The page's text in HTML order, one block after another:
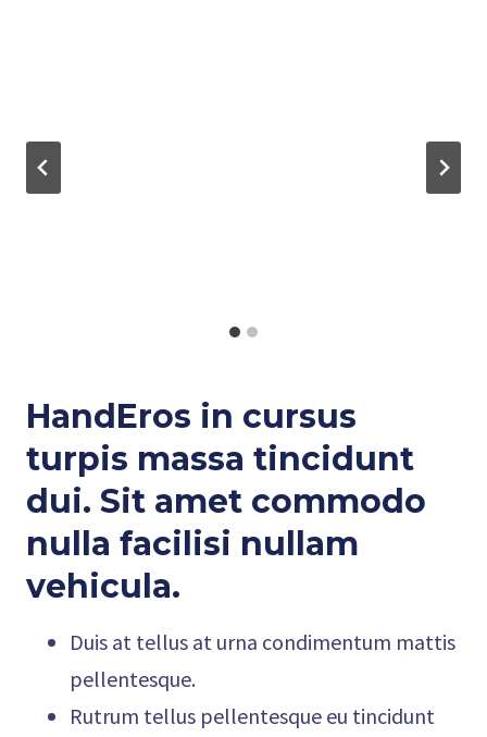
HandEros in cursus
turpis massa tincidunt
dui. Sit amet commodo
nulla facilisi nullam
vehicula.
Duis at tellus at urna condimentum mattis
pellentesque.
Rutrum tellus pellentesque eu tincidunt